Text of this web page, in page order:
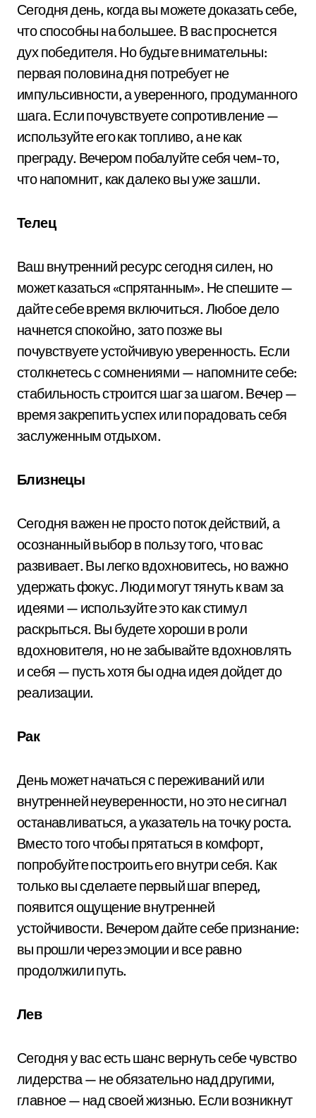
Сегодня день, когда вы можете доказать себе,
что способны на большее. В вас проснется
дух победителя. Но будьте внимательны:
первая половина дня потребует не
импульсивности, а уверенного, продуманного
шага. Если почувствуете сопротивление —
используйте его как топливо, а не как
преграду. Вечером побалуйте себя чем-то,
что напомнит, как далеко вы уже зашли.
Телец
Ваш внутренний ресурс сегодня силен, но
может казаться «спрятанным». Не спешите —
дайте себе время включиться. Любое дело
начнется спокойно, зато позже вы
почувствуете устойчивую уверенность. Если
столкнетесь с сомнениями — напомните себе:
стабильность строится шаг за шагом. Вечер —
время закрепить успех или порадовать себя
заслуженным отдыхом.
Близнецы
Сегодня важен не просто поток действий, а
осознанный выбор в пользу того, что вас
развивает. Вы легко вдохновитесь, но важно
удержать фокус. Люди могут тянуть к вам за
идеями — используйте это как стимул
раскрыться. Вы будете хороши в роли
вдохновителя, но не забывайте вдохновлять
и себя — пусть хотя бы одна идея дойдет до
реализации.
Рак
День может начаться с переживаний или
внутренней неуверенности, но это не сигнал
останавливаться, а указатель на точку роста.
Вместо того чтобы прятаться в комфорт,
попробуйте построить его внутри себя. Как
только вы сделаете первый шаг вперед,
появится ощущение внутренней
устойчивости. Вечером дайте себе признание:
вы прошли через эмоции и все равно
продолжили путь.
Лев
Сегодня у вас есть шанс вернуть себе чувство
лидерства — не обязательно над другими,
главное — над своей жизнью. Если возникнут